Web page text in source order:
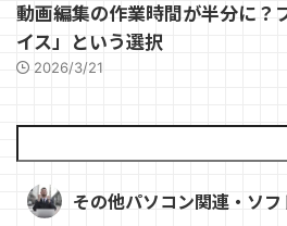
動画編集の作業時間が半分に？
イス」という選択
2026/3/21
その他パソコン関連・ソフ